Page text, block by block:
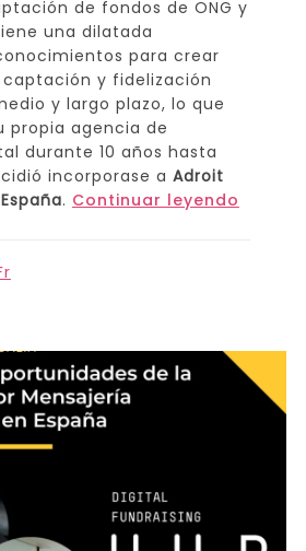
de fondos de ONG y
una dilatada
para crear
y fidelización
y largo plazo, lo que
propia agencia de
durante 10 años hasta
incorporase a Adroit
. Continuar leyendo